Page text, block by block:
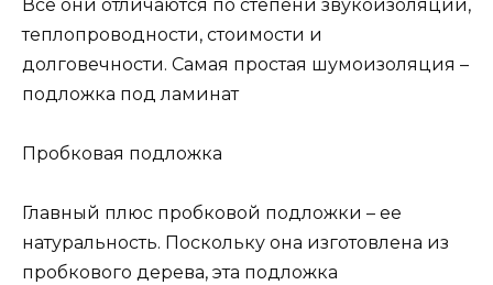
Все они отличаются по степени звукоизоляции,
теплопроводности, стоимости и
долговечности. Самая простая шумоизоляция –
подложка под ламинат
Пробковая подложка
Главный плюс пробковой подложки – ее
натуральность. Поскольку она изготовлена из
пробкового дерева, эта подложка